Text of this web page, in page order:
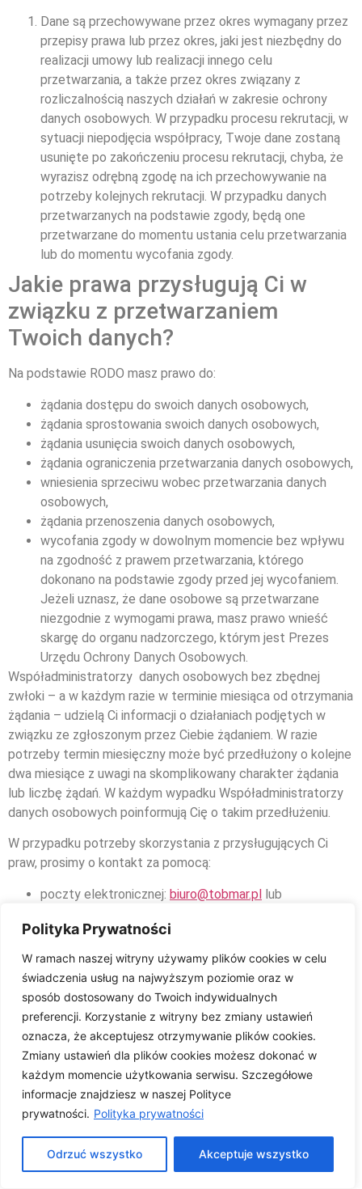
Polityka Prywatności
W ramach naszej witryny używamy plików cookies w celu
świadczenia usług na najwyższym poziomie oraz w
sposób dostosowany do Twoich indywidualnych
preferencji. Korzystanie z witryny bez zmiany ustawień
oznacza, że akceptujesz otrzymywanie plików cookies.
Zmiany ustawień dla plików cookies możesz dokonać w
każdym momencie użytkowania serwisu. Szczegółowe
informacje znajdziesz w naszej Polityce
prywatności. Polityka prywatności
Odrzuć wszystko Akceptuje wszystko
Dane są przechowywane przez okres wymagany przez
przepisy prawa lub przez okres, jaki jest niezbędny do
realizacji umowy lub realizacji innego celu
przetwarzania, a także przez okres związany z
rozliczalnością naszych działań w zakresie ochrony
danych osobowych. W przypadku procesu rekrutacji, w
sytuacji niepodjęcia współpracy, Twoje dane zostaną
usunięte po zakończeniu procesu rekrutacji, chyba, że
wyrazisz odrębną zgodę na ich przechowywanie na
potrzeby kolejnych rekrutacji. W przypadku danych
przetwarzanych na podstawie zgody, będą one
przetwarzane do momentu ustania celu przetwarzania
lub do momentu wycofania zgody.
Jakie prawa przysługują Ci w
związku z przetwarzaniem
Twoich danych?
Na podstawie RODO masz prawo do:
żądania dostępu do swoich danych osobowych,
żądania sprostowania swoich danych osobowych,
żądania usunięcia swoich danych osobowych,
żądania ograniczenia przetwarzania danych osobowych,
wniesienia sprzeciwu wobec przetwarzania danych
osobowych,
żądania przenoszenia danych osobowych,
wycofania zgody w dowolnym momencie bez wpływu
na zgodność z prawem przetwarzania, którego
dokonano na podstawie zgody przed jej wycofaniem.
Jeżeli uznasz, że dane osobowe są przetwarzane
niezgodnie z wymogami prawa, masz prawo wnieść
skargę do organu nadzorczego, którym jest Prezes
Urzędu Ochrony Danych Osobowych.
Współadministratorzy danych osobowych bez zbędnej
zwłoki – a w każdym razie w terminie miesiąca od otrzymania
żądania – udzielą Ci informacji o działaniach podjętych w
związku ze zgłoszonym przez Ciebie żądaniem. W razie
potrzeby termin miesięczny może być przedłużony o kolejne
dwa miesiące z uwagi na skomplikowany charakter żądania
lub liczbę żądań. W każdym wypadku Współadministratorzy
danych osobowych poinformują Cię o takim przedłużeniu.
W przypadku potrzeby skorzystania z przysługujących Ci
praw, prosimy o kontakt za pomocą:
poczty elektronicznej: biuro@tobmar.pl lub
Bugdał S.C., ul. Płocka 64, 09-500 Gostynin.
8. Transfer Danych
Osobowych do Państw
Trzecich
Co do zasady nie przekazujemy Twoich danych osobowych
do Państw Trzecich. Może się zdarzyć, iż w celu realizacji
skorzystają z serwerów znajdujących się poza Europą. W tej
sytuacji Tobmar zapewnia zawarcie odpowiednich umów